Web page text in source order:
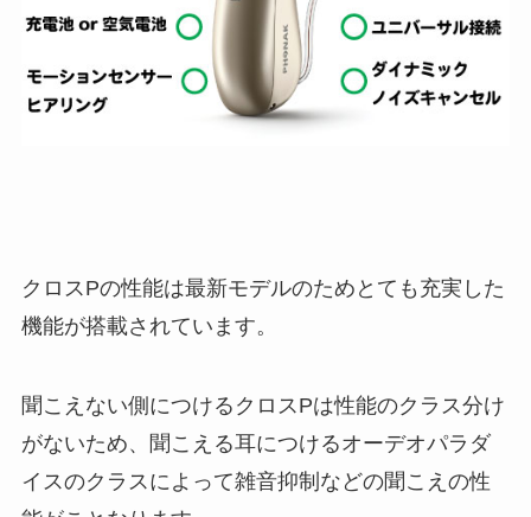
クロスPの性能は最新モデルのためとても充実した
機能が搭載されています。
聞こえない側につけるクロスPは性能のクラス分け
がないため、聞こえる耳につけるオーデオパラダ
イスのクラスによって雑音抑制などの聞こえの性